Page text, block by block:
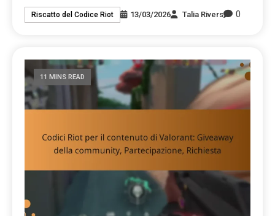
Riscatto del Codice Riot 13/03/2026 Talia Rivers 0
11 MINS READ